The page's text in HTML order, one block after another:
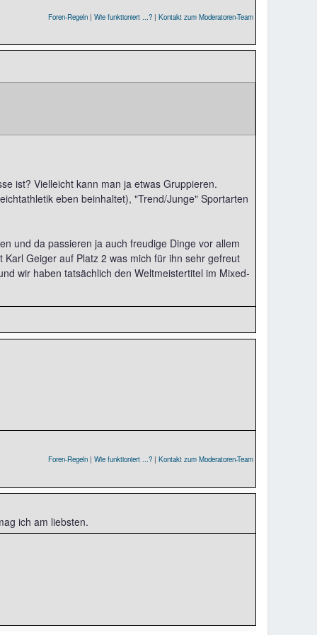
Foren-Regeln |Wie funktioniert ...? |Kontakt zum Moderatoren-Team
ist? Vielleicht kann man ja etwas Gruppieren.
eben beinhaltet), "Trend/Junge" Sportarten
und da passieren ja auch freudige Dinge vor allem
Geiger auf Platz 2 was mich für ihn sehr gefreut
wir haben tatsächlich den Weltmeistertitel im Mixed-
Foren-Regeln |Wie funktioniert ...? |Kontakt zum Moderatoren-Team
ich am liebsten.